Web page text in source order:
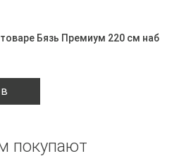
Бязь Премиум 220 см наб
покупают